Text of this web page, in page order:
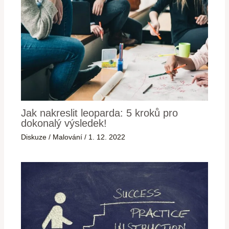
Jak nakreslit leoparda: 5 kroků pro
dokonalý výsledek!
Diskuze / Malování / 1. 12. 2022